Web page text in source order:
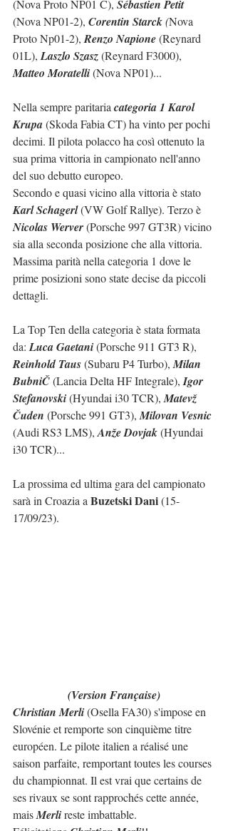
(Nova Proto NP01 C), Sébastien Petit
(Nova NP01-2), Corentin Starck (Nova
Proto Np01-2), Renzo Napione (Reynard
01L), Laszlo Szasz (Reynard F3000),
Matteo Moratelli (Nova NP01)...
Nella sempre paritaria categoria 1 Karol
Krupa (Skoda Fabia CT) ha vinto per pochi
decimi. Il pilota polacco ha così ottenuto la
sua prima vittoria in campionato nell'anno
del suo debutto europeo.
Secondo e quasi vicino alla vittoria è stato
Karl Schagerl (VW Golf Rallye). Terzo è
Nicolas Werver (Porsche 997 GT3R) vicino
sia alla seconda posizione che alla vittoria.
Massima parità nella categoria 1 dove le
prime posizioni sono state decise da piccoli
dettagli.
La Top Ten della categoria è stata formata
da: Luca Gaetani (Porsche 911 GT3 R),
Reinhold Taus (Subaru P4 Turbo), Milan
BubniČ (Lancia Delta HF Integrale), Igor
Stefanovski (Hyundai i30 TCR), Matevž
Čuden (Porsche 991 GT3), Milovan Vesnic
(Audi RS3 LMS), Anže Dovjak (Hyundai
i30 TCR)...
La prossima ed ultima gara del campionato
sarà in Croazia a Buzetski Dani (15-
17/09/23).
(Version Française)
Christian Merli (Osella FA30) s'impose en
Slovénie et remporte son cinquième titre
européen. Le pilote italien a réalisé une
saison parfaite, remportant toutes les courses
du championnat. Il est vrai que certains de
ses rivaux se sont rapprochés cette année,
mais Merli reste imbattable.